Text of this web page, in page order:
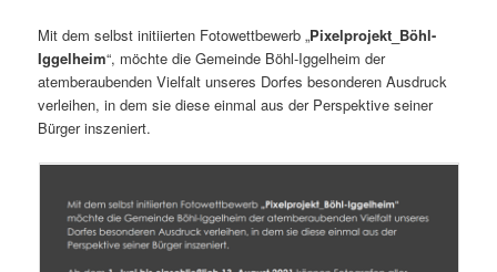
Mit dem selbst initiierten Fotowettbewerb „Pixelprojekt_Böhl-
Iggelheim“, möchte die Gemeinde Böhl-Iggelheim der
atemberaubenden Vielfalt unseres Dorfes besonderen Ausdruck
verleihen, in dem sie diese einmal aus der Perspektive seiner
Bürger inszeniert.